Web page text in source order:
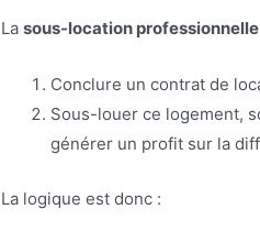
Lasous-location professionnelle
Conclure un contrat de
Sous-louer ce logement,
générer un profit sur la
La logique est donc :